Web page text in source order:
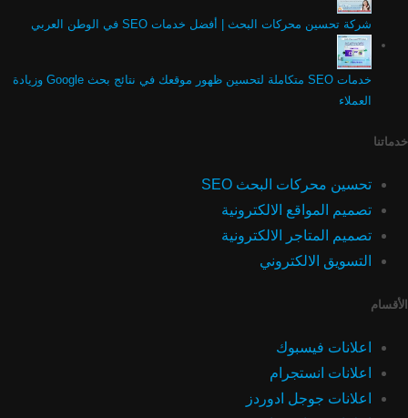
شركة تحسين محركات البحث | أفضل خدمات SEO في الوطن العربي
خدمات SEO متكاملة لتحسين ظهور موقعك في نتائج بحث Google وزيادة
العملاء
خدماتنا
تحسين محركات البحث SEO
تصميم المواقع الالكترونية
تصميم المتاجر الالكترونية
التسويق الالكتروني
الأقسام
اعلانات فيسبوك
اعلانات انستجرام
اعلانات جوجل ادوردز